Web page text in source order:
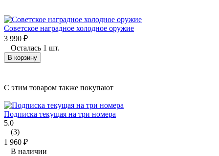
Советское наградное холодное оружие
3 990 ₽
Осталась 1 шт.
В корзину
C этим товаром также покупают
Подписка текущая на три номера
5.0
(3)
1 960 ₽
В наличии